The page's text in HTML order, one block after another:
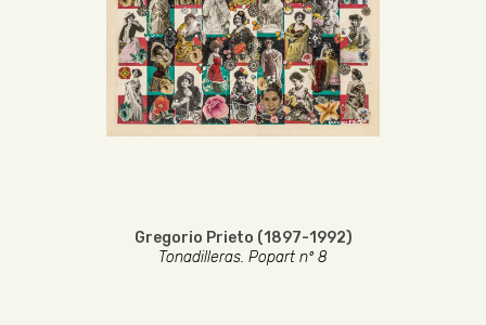
Gregorio Prieto (1897-1992)
Tonadilleras. Popart nº 8